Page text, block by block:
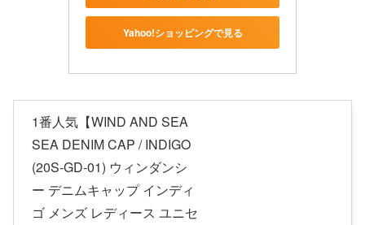
Yahoo!ショッピングで見る
1番人気【WIND AND SEA
SEA DENIM CAP / INDIGO
(20S-GD-01) ウィンダンシ
ー デニムキャップ インディ
ゴ メンズ レディース ユニセ